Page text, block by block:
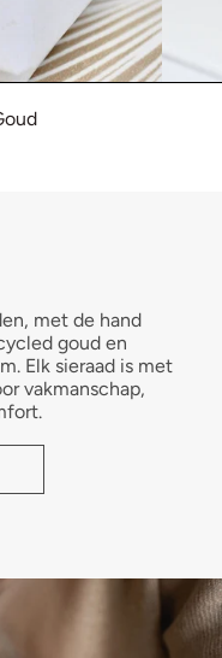
met de hand
goud en
Elk sieraad is met
vakmanschap,